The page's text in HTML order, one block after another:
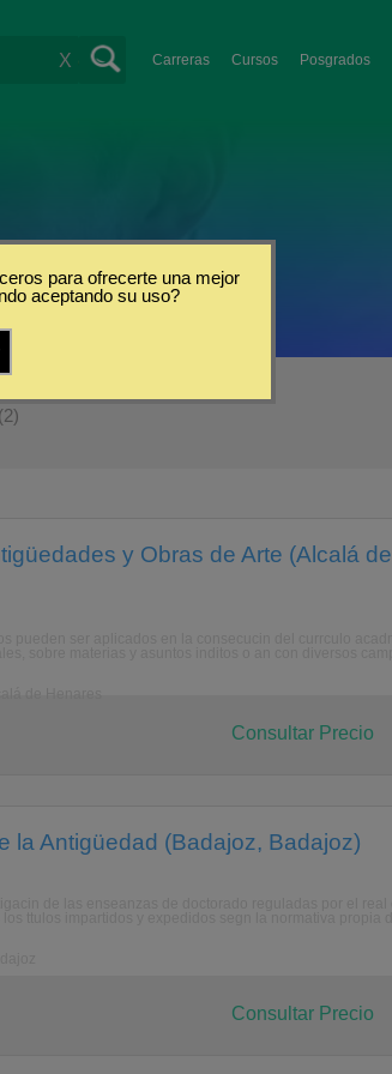
Carreras Cursos Posgrados
X
(2)
y Obras de Arte (Alcalá de
Consultar Precio
la Antigüedad (Badajoz, Badajoz)
Consultar Precio
para ofrecerte una mejor
aceptando su uso?